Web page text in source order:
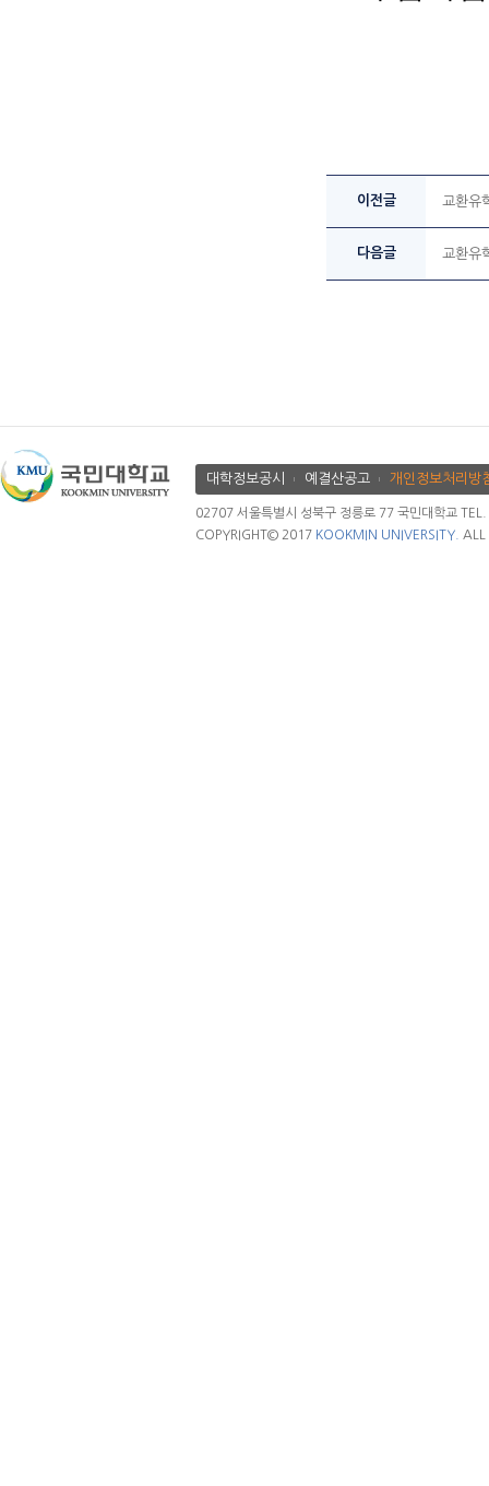
이전글 교환유
다음글 교환유
대학정보공시 예결산공고 개인정보처리방
02707 서울특별시 성북구 정릉로 77 국민대학교
COPYRIGHT© 2017 KOOKMIN UNIVERSITY. ALL